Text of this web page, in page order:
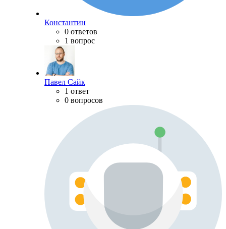
Константин
0 ответов
1 вопрос
Павел Сайк
1 ответ
0 вопросов